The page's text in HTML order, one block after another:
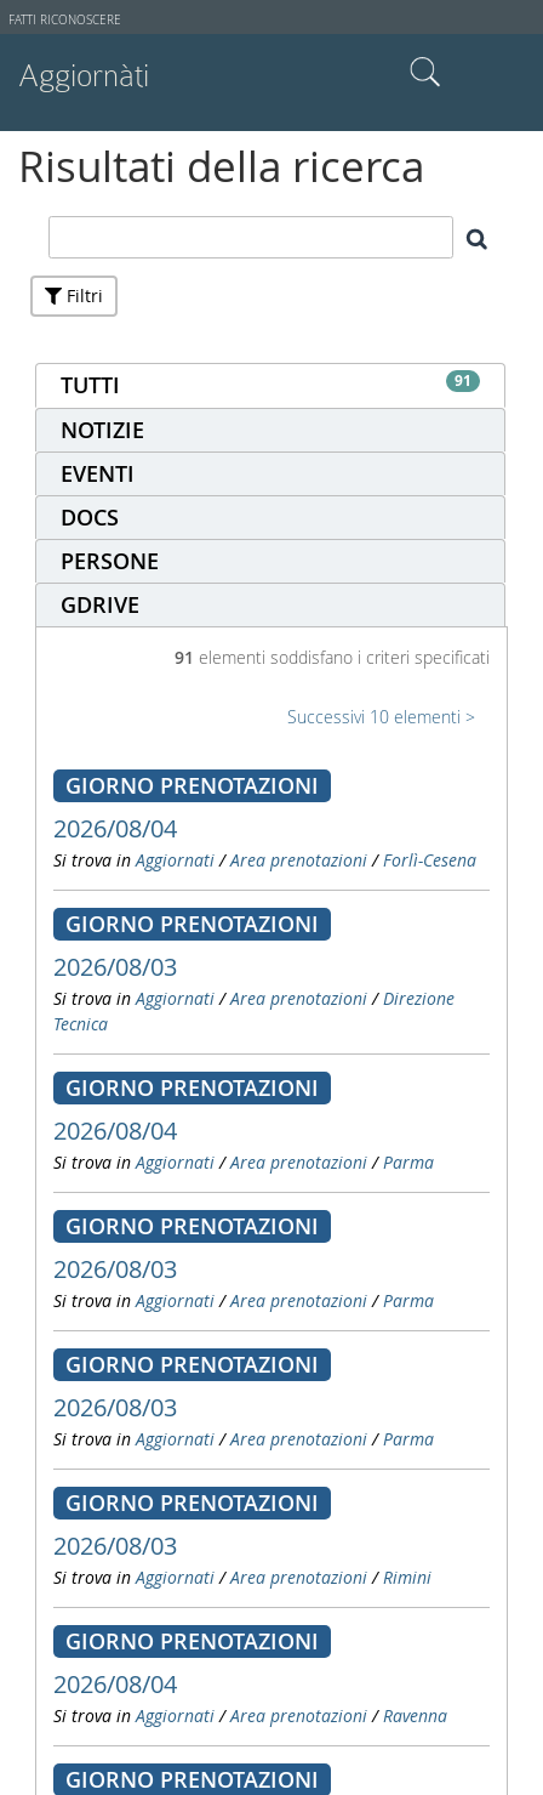
Strumenti
FATTI RICONOSCERE
Aggiornàti
Ricerca avanzata…
Risultati della ricerca
Filtri
TUTTI 91
NOTIZIE
EVENTI
DOCS
PERSONE
GDRIVE
91 elementi soddisfano i criteri specificati
Successivi 10 elementi
GIORNO PRENOTAZIONI
2026/08/04
Si trova in Aggiornati /Area prenotazioni /Forlì-Cesena
GIORNO PRENOTAZIONI
2026/08/03
Si trova in Aggiornati /Area prenotazioni /Direzione
Tecnica
GIORNO PRENOTAZIONI
2026/08/04
Si trova in Aggiornati /Area prenotazioni /Parma
GIORNO PRENOTAZIONI
2026/08/03
Si trova in Aggiornati /Area prenotazioni /Parma
GIORNO PRENOTAZIONI
2026/08/03
Si trova in Aggiornati /Area prenotazioni /Parma
GIORNO PRENOTAZIONI
2026/08/03
Si trova in Aggiornati /Area prenotazioni /Rimini
GIORNO PRENOTAZIONI
2026/08/04
Si trova in Aggiornati /Area prenotazioni /Ravenna
GIORNO PRENOTAZIONI